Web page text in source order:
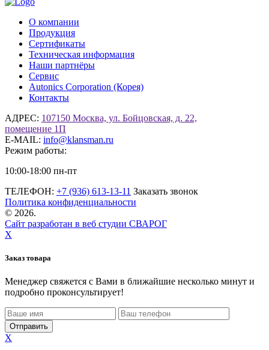
О компании
Продукция
Сертификаты
Техническая информация
Наши партнёры
Сервис
Autonics Corporation (Корея)
Контакты
АДРЕС: 107150 Москва, ул. Бойцовская, д. 22,
помещение 1П
E-MAIL: info@klansman.ru
Режим работы:
10:00-18:00 пн-пт
ТЕЛЕФОН: +7 (936) 613-13-11 Заказать звонок
Политика конфиденциальности
© 2026.
Сайт разработан в веб студии СВАРОГ
X
Заказ товара
Менеджер свяжется с Вами в ближайшие несколько минут и
подробно проконсультирует!
X